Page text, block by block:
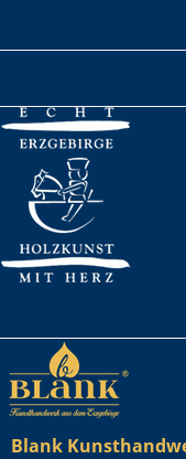
Blank